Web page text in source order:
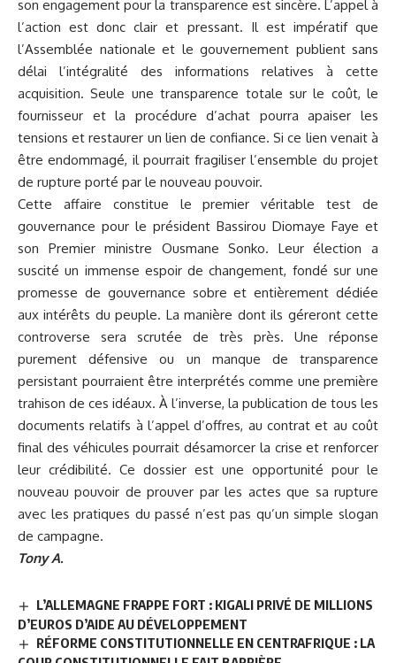
son engagement pour la transparence est sincère. L’appel à
l’action est donc clair et pressant. Il est impératif que
l’Assemblée nationale et le gouvernement publient sans
délai l’intégralité des informations relatives à cette
acquisition. Seule une transparence totale sur le coût, le
fournisseur et la procédure d’achat pourra apaiser les
tensions et restaurer un lien de confiance. Si ce lien venait à
être endommagé, il pourrait fragiliser l’ensemble du projet
de rupture porté par le nouveau pouvoir.
Cette affaire constitue le premier véritable test de
gouvernance pour le président Bassirou Diomaye Faye et
son Premier ministre Ousmane Sonko. Leur élection a
suscité un immense espoir de changement, fondé sur une
promesse de gouvernance sobre et entièrement dédiée
aux intérêts du peuple. La manière dont ils géreront cette
controverse sera scrutée de très près. Une réponse
purement défensive ou un manque de transparence
persistant pourraient être interprétés comme une première
trahison de ces idéaux. À l’inverse, la publication de tous les
documents relatifs à l’appel d’offres, au contrat et au coût
final des véhicules pourrait désamorcer la crise et renforcer
leur crédibilité. Ce dossier est une opportunité pour le
nouveau pouvoir de prouver par les actes que sa rupture
avec les pratiques du passé n’est pas qu’un simple slogan
de campagne.
Tony A.
L’ALLEMAGNE FRAPPE FORT : KIGALI PRIVÉ DE MILLIONS
D’EUROS D’AIDE AU DÉVELOPPEMENT
RÉFORME CONSTITUTIONNELLE EN CENTRAFRIQUE : LA